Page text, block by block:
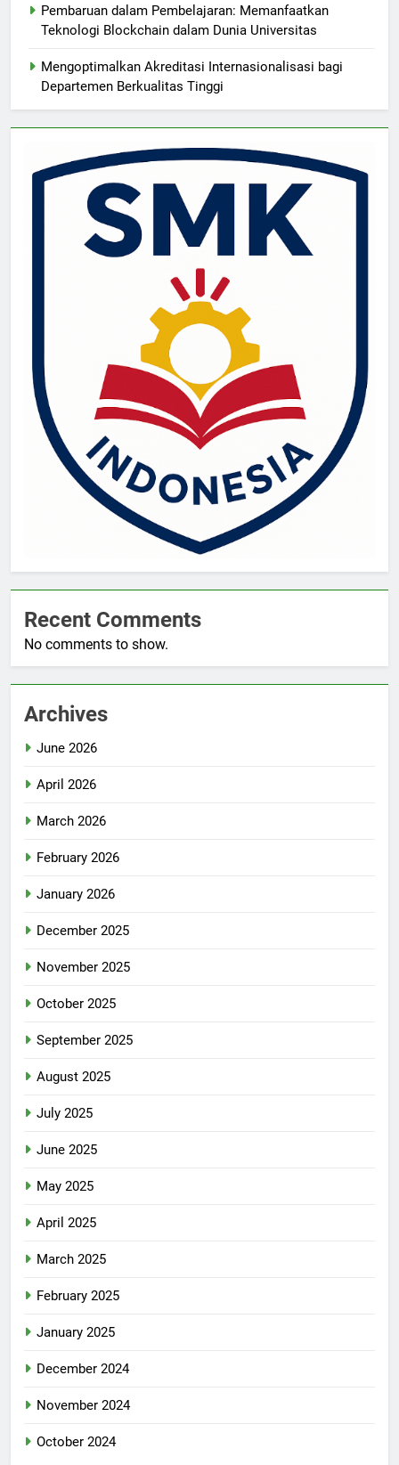
Pembaruan dalam Pembelajaran: Memanfaatkan
Teknologi Blockchain dalam Dunia Universitas
Mengoptimalkan Akreditasi Internasionalisasi bagi
Departemen Berkualitas Tinggi
Recent Comments
No comments to show.
Archives
June 2026
April 2026
March 2026
February 2026
January 2026
December 2025
November 2025
October 2025
September 2025
August 2025
July 2025
June 2025
May 2025
April 2025
March 2025
February 2025
January 2025
December 2024
November 2024
October 2024